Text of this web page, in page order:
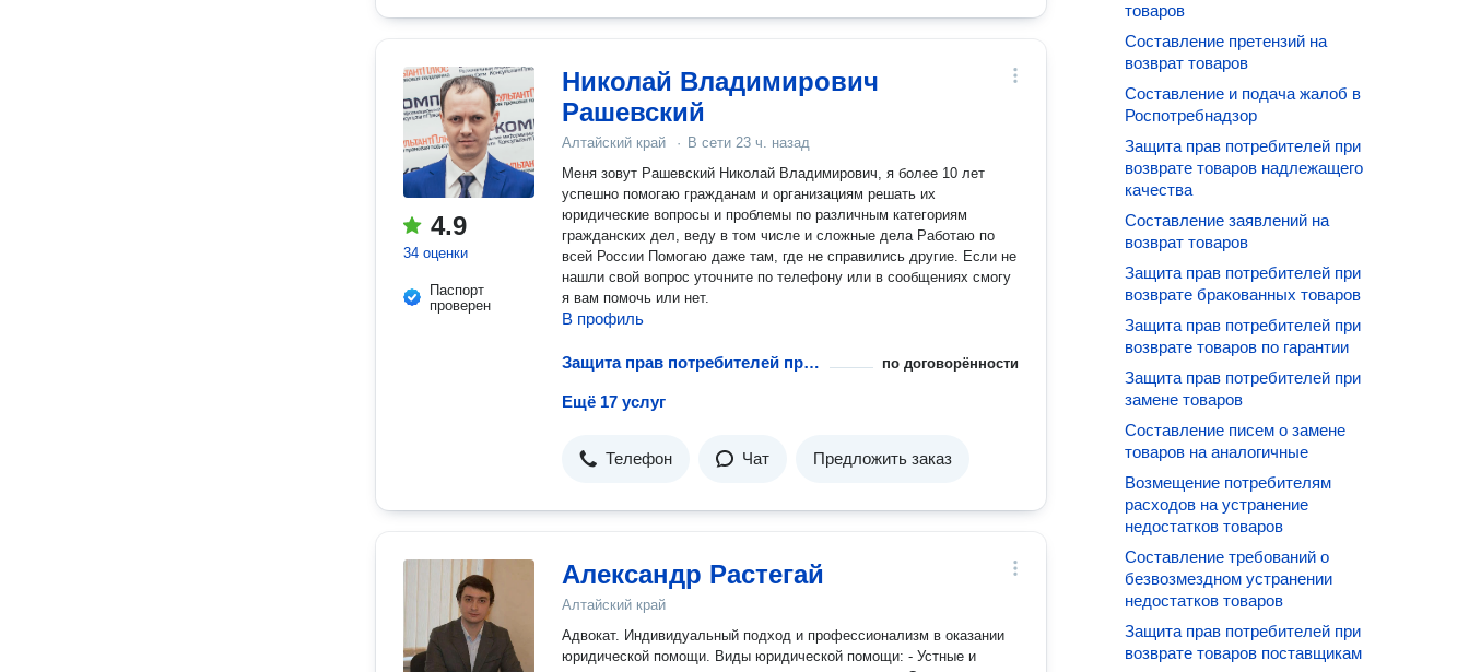
4.9
34 оценки
Паспорт
проверен
Николай Владимирович
Рашевский
Алтайский край · В сети 23 ч. назад
Меня зовут Рашевский Николай Владимирович, я более 10 лет
успешно помогаю гражданам и организациям решать их
юридические вопросы и проблемы по различным категориям
гражданских дел, веду в том числе и сложные дела Работаю по
всей России Помогаю даже там, где не справились другие. Если не
нашли свой вопрос уточните по телефону или в сообщениях смогу
я вам помочь или нет.
В профиль
Защита прав потребителей при возврате технически сложных товаров по договорённости
Ещё 17 услуг
Телефон Чат Предложить заказ
Александр Растегай
Алтайский край
Адвокат. Индивидуальный подход и профессионализм в оказании
юридической помощи. Виды юридической помощи: - Устные и
товаров
Составление претензий на
возврат товаров
Составление и подача жалоб в
Роспотребнадзор
Защита прав потребителей при
возврате товаров надлежащего
качества
Составление заявлений на
возврат товаров
Защита прав потребителей при
возврате бракованных товаров
Защита прав потребителей при
возврате товаров по гарантии
Защита прав потребителей при
замене товаров
Составление писем о замене
товаров на аналогичные
Возмещение потребителям
расходов на устранение
недостатков товаров
Составление требований о
безвозмездном устранении
недостатков товаров
Защита прав потребителей при
возврате товаров поставщикам